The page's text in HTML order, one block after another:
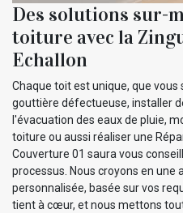
Des solutions sur-
toiture avec la
Echallon
Chaque toit est unique, que
gouttière défectueuse, installer
l'évacuation des eaux de pluie,
toiture ou aussi réaliser une
Couverture 01 saura vous
processus. Nous croyons en
personnalisée, basée sur vos
tient à cœur, et nous mettons